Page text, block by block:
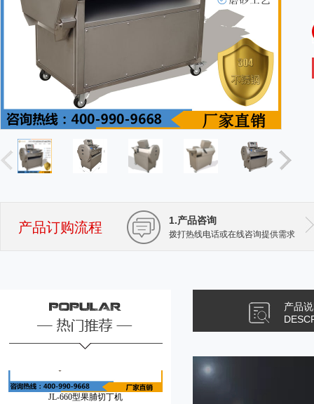
产品订购流程 1.产品咨询
拨打热线电话或在线咨询提供需求
JL-660型果脯切丁机
产品